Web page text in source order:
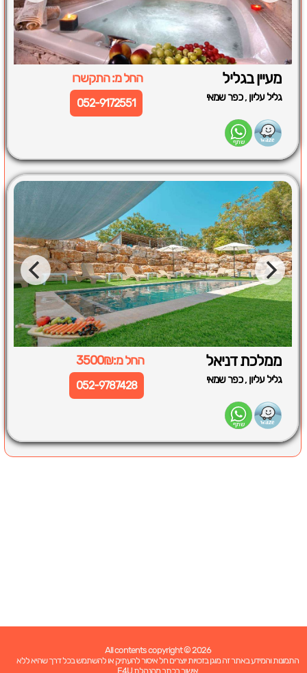
מעיין בגליל החל מ: התקשרו
גליל עליון ,כפר שמאי 052-9172551
ממלכת דניאל החל מ:3500₪
גליל עליון ,כפר שמאי 052-9787428
All contents copyright © 2026
התמונות והמידע באתר זה מוגן בזכויות יוצרים חל איסור להעתיק או להשתמש בכל דרך שהיא ללא
אישור בכתב מהנהלת F4U